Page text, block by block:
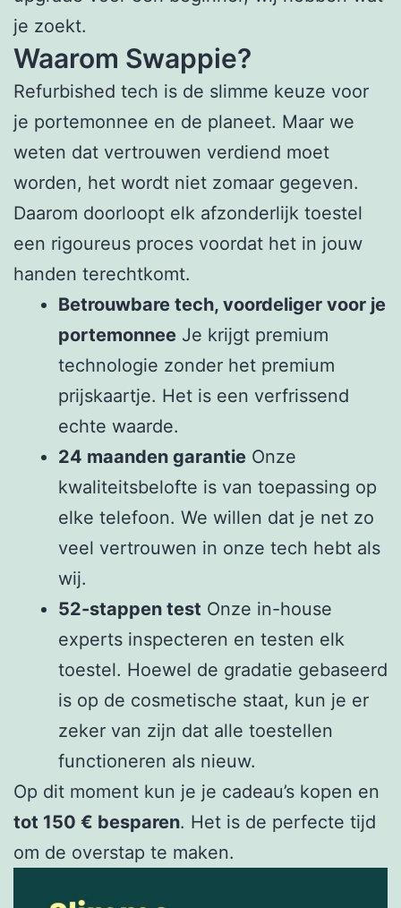
je zoekt.
Waarom Swappie?
Refurbished tech is de slimme keuze voor
je portemonnee en de planeet. Maar we
weten dat vertrouwen verdiend moet
worden, het wordt niet zomaar gegeven.
Daarom doorloopt elk afzonderlijk toestel
een rigoureus proces voordat het in jouw
handen terechtkomt.
Betrouwbare tech, voordeliger voor je
portemonnee Je krijgt premium
technologie zonder het premium
prijskaartje. Het is een verfrissend
echte waarde.
24 maanden garantie Onze
kwaliteitsbelofte is van toepassing op
elke telefoon. We willen dat je net zo
veel vertrouwen in onze tech hebt als
wij.
52-stappen test Onze in-house
experts inspecteren en testen elk
toestel. Hoewel de gradatie gebaseerd
is op de cosmetische staat, kun je er
zeker van zijn dat alle toestellen
functioneren als nieuw.
Op dit moment kun je je cadeau’s kopen en
tot 150 € besparen. Het is de perfecte tijd
om de overstap te maken.